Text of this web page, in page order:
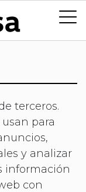
terceros.
para
y analizar
información
con